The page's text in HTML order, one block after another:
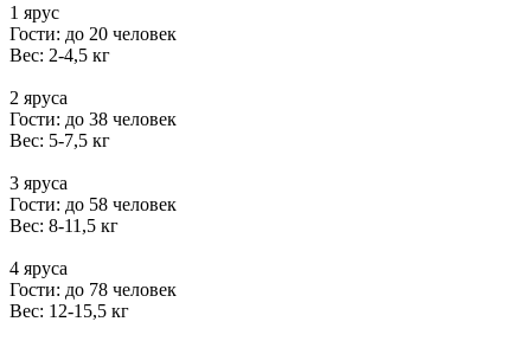
1 ярус
Гости: до 20 человек
Вес: 2-4,5 кг
2 яруса
Гости: до 38 человек
Вес: 5-7,5 кг
3 яруса
Гости: до 58 человек
Вес: 8-11,5 кг
4 яруса
Гости: до 78 человек
Вес: 12-15,5 кг